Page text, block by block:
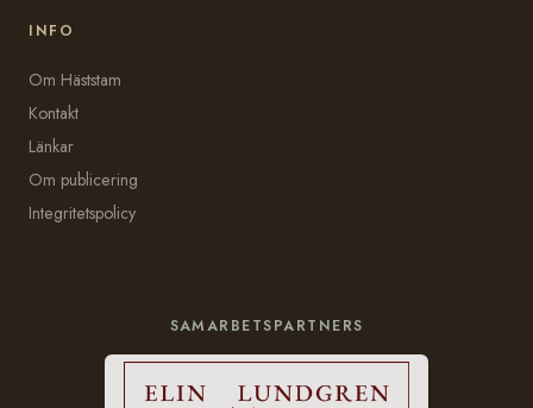
INFO
Om Häststam
Kontakt
Länkar
Om publicering
Integritetspolicy
SAMARBETSPARTNERS